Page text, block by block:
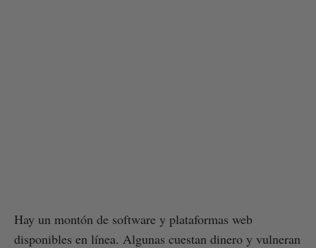
Hay un montón de software y plataformas web
disponibles en línea. Algunas cuestan dinero y vulneran